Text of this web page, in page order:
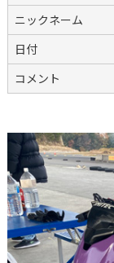
ニックネーム
日付
コメント